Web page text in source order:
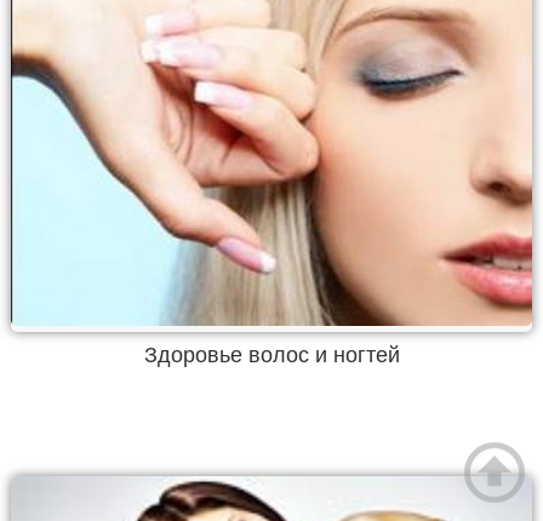
Здоровье волос и ногтей